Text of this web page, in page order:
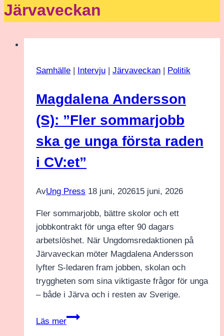
Järvaveckan
Samhälle | Intervju | Järvaveckan | Politik
Magdalena Andersson
(S): ”Fler sommarjobb
ska ge unga första raden
i CV:et”
AvUng Press 18 juni, 202615 juni, 2026
Fler sommarjobb, bättre skolor och ett
jobbkontrakt för unga efter 90 dagars
arbetslöshet. När Ungdomsredaktionen på
Järvaveckan möter Magdalena Andersson
lyfter S-ledaren fram jobben, skolan och
tryggheten som sina viktigaste frågor för unga
– både i Järva och i resten av Sverige.
Läs mer
Magdalena